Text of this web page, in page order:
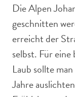
Die Alpen
geschnitten
erreicht der
selbst. Für eine
Laub sollte
Jahre